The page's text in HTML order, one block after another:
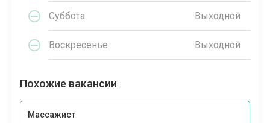
Суббота Выходной
Воскресенье Выходной
Похожие вакансии
Массажист